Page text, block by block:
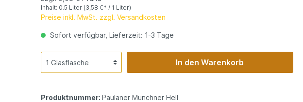
Inhalt: 0.5 Liter (3,58 €* / 1 Liter)
Preise inkl. MwSt. zzgl. Versandkosten
Sofort verfügbar, Lieferzeit: 1-3 Tage
In den Warenkorb
Produktnummer: Paulaner Münchner Hell